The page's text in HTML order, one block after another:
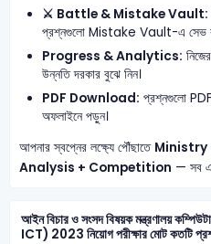
⚔️ Battle & Mistake Vault:
প্রশ্নগুলো Mistake Vault-এ সেভ
Progress & Analytics:
উন্নতি দরকার বুঝে নিন।
PDF Download: প্রশ্নগুলো
অফলাইনে পড়ুন।
আপনার স্বপ্নের লক্ষ্যে পৌঁছাতে Ministry
Analysis + Competition — সব
আইন বিচার ও সংসদ বিষয়ক মন্ত্রণালয় কম্পিউটার ও তথ্য প্রযুক্তি
ICT) 2023 নিয়োগ পরীক্ষার মোট কতটি